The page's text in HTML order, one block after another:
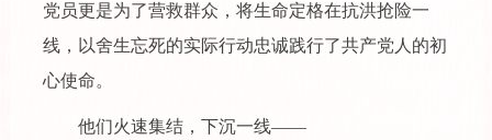
党员更是为了营救群众，将生命定格在抗洪抢险一
线，以舍生忘死的实际行动忠诚践行了共产党人的初
心使命。
他们火速集结，下沉一线——